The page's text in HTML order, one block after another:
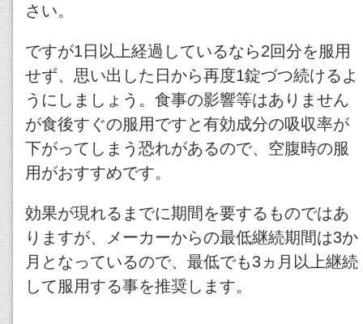
さい。
ですが1日以上経過しているなら2回分を服用
せず、思い出した日から再度1錠づつ続けるよ
うにしましょう。食事の影響等はありません
が食後すぐの服用ですと有効成分の吸収率が
下がってしまう恐れがあるので、空腹時の服
用がおすすめです。
効果が現れるまでに期間を要するものではあ
りますが、メーカーからの最低継続期間は3か
月となっているので、最低でも3ヵ月以上継続
して服用する事を推奨します。